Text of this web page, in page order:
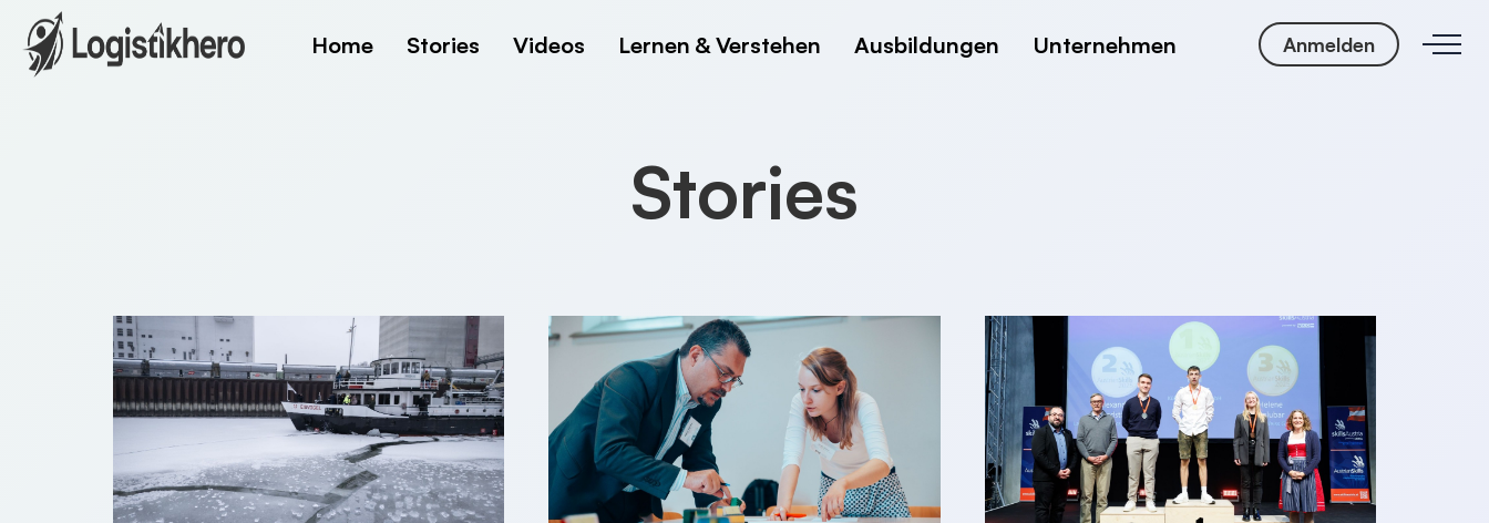
Home Stories Videos Lernen & Verstehen Ausbildungen Unternehmen Anmelden
Stories